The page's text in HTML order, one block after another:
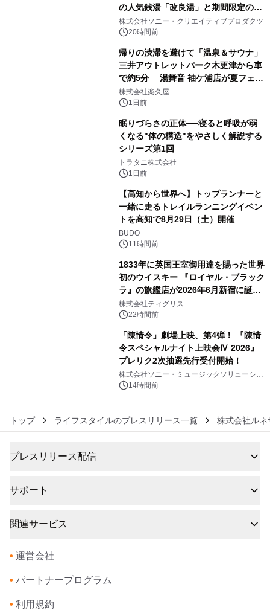
の人気銭湯「改良湯」と期間限定のコ
ラボレーション サウナイキタイコラ
ボグッズも発売決定！
株式会社ソニー・クリエイティブプロダクツ
20時間前
帰りの渋滞を避けて「温泉＆サウナ」
三井アウトレットパーク木更津から車
で約5分 湯舞音 袖ケ浦店が夏フェア
メニューを提供
株式会社楽久屋
1日前
眠りづらさの正体──寝ると呼吸が弱
くなる"体の構造"をやさしく解説する
シリーズ第1回
トラタニ株式会社
1日前
【高知から世界へ】トップランナーと
一緒に走るトレイルランニングイベン
トを高知で8月29日（土）開催
BUDO
11時間前
1833年に英国王室御用達を賜った世界
初のウイスキー 『ロイヤル・ブラック
ラ』の旗艦店が2026年6月新宿に誕
生 バカルディ ジャパンと連携した
没入型バー「BAR Arca」
株式会社ティグリス
22時間前
「陳情令」劇場上映、第4弾！ 『陳情
令スペシャルナイト上映会Ⅳ 2026』
プレリク2次抽選先行受付開始！
株式会社ソニー・ミュージックソリューショ
ンズ14時間前
トップ ライフスタイルのプレスリリース一覧 株式会社ルネ
プレスリリース配信
サポート
関連サービス
• 運営会社
• パートナープログラム
• 利用規約